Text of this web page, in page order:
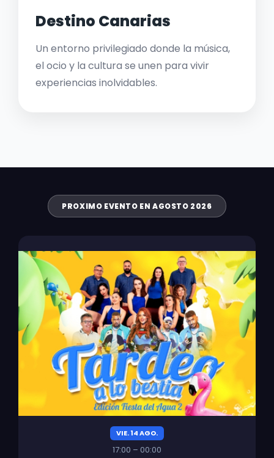
Destino Canarias
Un entorno privilegiado donde la música,
el ocio y la cultura se unen para vivir
experiencias inolvidables.
PROXIMO EVENTO EN AGOSTO 2026
VIE. 14 AGO.
17:00 – 00:00